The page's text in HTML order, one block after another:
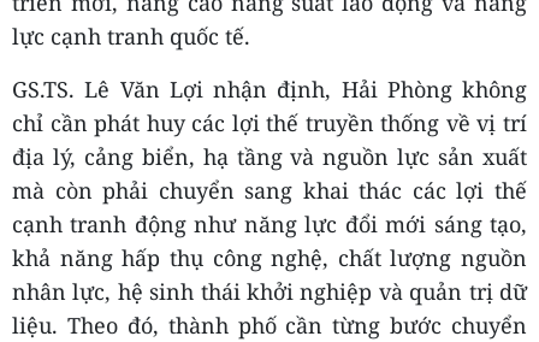
lực cạnh tranh quốc tế.
GS.TS. Lê Văn Lợi nhận định, Hải Phòng không
chỉ cần phát huy các lợi thế truyền thống về vị trí
địa lý, cảng biển, hạ tầng và nguồn lực sản xuất
mà còn phải chuyển sang khai thác các lợi thế
cạnh tranh động như năng lực đổi mới sáng tạo,
khả năng hấp thụ công nghệ, chất lượng nguồn
nhân lực, hệ sinh thái khởi nghiệp và quản trị dữ
liệu. Theo đó, thành phố cần từng bước chuyển